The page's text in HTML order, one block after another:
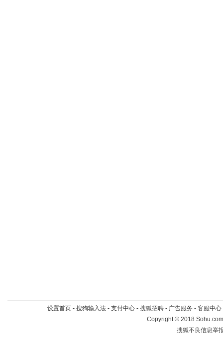
设置首页 - 搜狗输入法 - 支付中心 - 搜狐招聘 - 广告服务 - 客服中心
Copyright©2018
搜狐不良信息举